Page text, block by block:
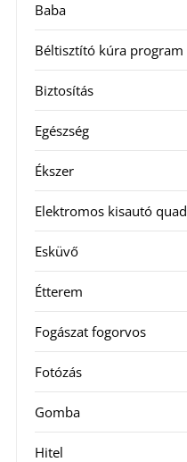
Baba
Béltisztító kúra program
Biztosítás
Egészség
Ékszer
Elektromos kisautó quad
Esküvő
Étterem
Fogászat fogorvos
Fotózás
Gomba
Hitel